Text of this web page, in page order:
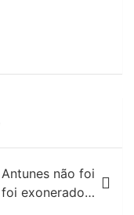
não foi
exonerado…